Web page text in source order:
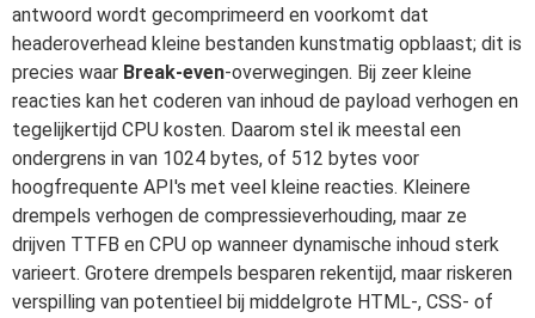
antwoord wordt gecomprimeerd en voorkomt dat
headeroverhead kleine bestanden kunstmatig opblaast; dit is
precies waar Break-even-overwegingen. Bij zeer kleine
reacties kan het coderen van inhoud de payload verhogen en
tegelijkertijd CPU kosten. Daarom stel ik meestal een
ondergrens in van 1024 bytes, of 512 bytes voor
hoogfrequente API's met veel kleine reacties. Kleinere
drempels verhogen de compressieverhouding, maar ze
drijven TTFB en CPU op wanneer dynamische inhoud sterk
varieert. Grotere drempels besparen rekentijd, maar riskeren
verspilling van potentieel bij middelgrote HTML-, CSS- of